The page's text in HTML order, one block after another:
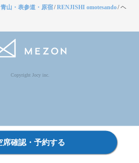
青山・表参道・原宿/RENJISHI omotesando/ヘ
Copyright Jocy inc.
席確認・予約する